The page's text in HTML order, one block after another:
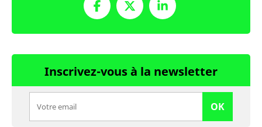
Inscrivez-vous à la newsletter
OK